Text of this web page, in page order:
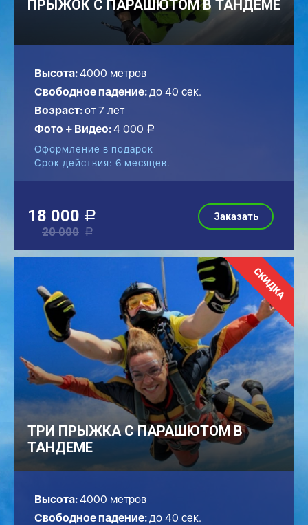
ПРЫЖОК С ПАРАШЮТОМ В ТАНДЕМЕ
Высота:4000 метров
Свободное падение:до 40 сек.
Возраст:от 7 лет
Фото + Видео:4 000 a
Оформление в подарок
Срок действия: 6 месяцев.
18 000 a
20 000 a
Заказать
ТРИ ПРЫЖКА С ПАРАШЮТОМ В
ТАНДЕМЕ
Высота:4000 метров
Свободное падение:до 40 сек.